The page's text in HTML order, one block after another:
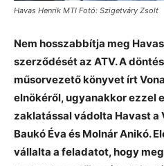
Havas Henrik MTI Fotó: Szigetváry Zsolt
Nem hosszabbítja meg
szerződését az ATV. A
műsorvezető könyvet írt
elnökéről, ugyanakkor ezzel
zaklatással vádolta Havast a
Baukó Éva és Molnár Anikó.
vállalta a feladatot, hogy